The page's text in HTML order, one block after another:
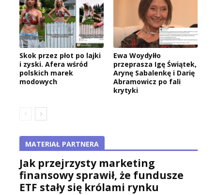
Skok przez płot po lajki
i zyski. Afera wśród
polskich marek
modowych
Ewa Woydyłło
przeprasza Igę Świątek,
Arynę Sabalenkę i Darię
Abramowicz po fali
krytyki
MATERIAŁ PARTNERA
Jak przejrzysty marketing
finansowy sprawił, że fundusze
ETF stały się królami rynku